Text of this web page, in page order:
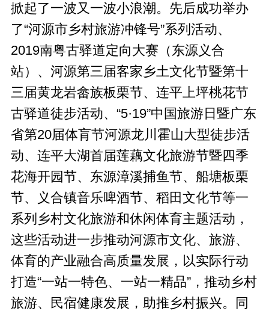
掀起了一波又一波小浪潮。先后成功举办
了“河源市乡村旅游冲锋号”系列活动、
2019南粤古驿道定向大赛（东源义合
站）、河源第三届客家乡土文化节暨第十
三届黄龙岩畲族板栗节、连平上坪桃花节
古驿道徒步活动、“5·19”中国旅游日暨广东
省第20届体肓节河源龙川霍山大型徒步活
动、连平大湖首届莲藕文化旅游节暨四季
花海开园节、东源漳溪捕鱼节、船塘板栗
节、义合镇音乐啤酒节、稻田文化节等一
系列乡村文化旅游和休闲体育主题活动，
这些活动进一步推动河源市文化、旅游、
体育的产业融合高质量发展，以实际行动
打造“一站一特色、一站一精品”，推动乡村
旅游、民宿健康发展，助推乡村振兴。同